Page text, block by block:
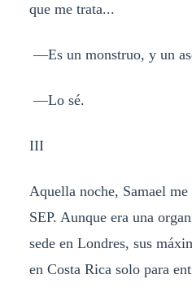
que me trata...
—Es un monstruo, y un
—Lo sé.
III
Aquella noche, Samael
SEP. Aunque era una
sede en Londres, sus
en Costa Rica solo para